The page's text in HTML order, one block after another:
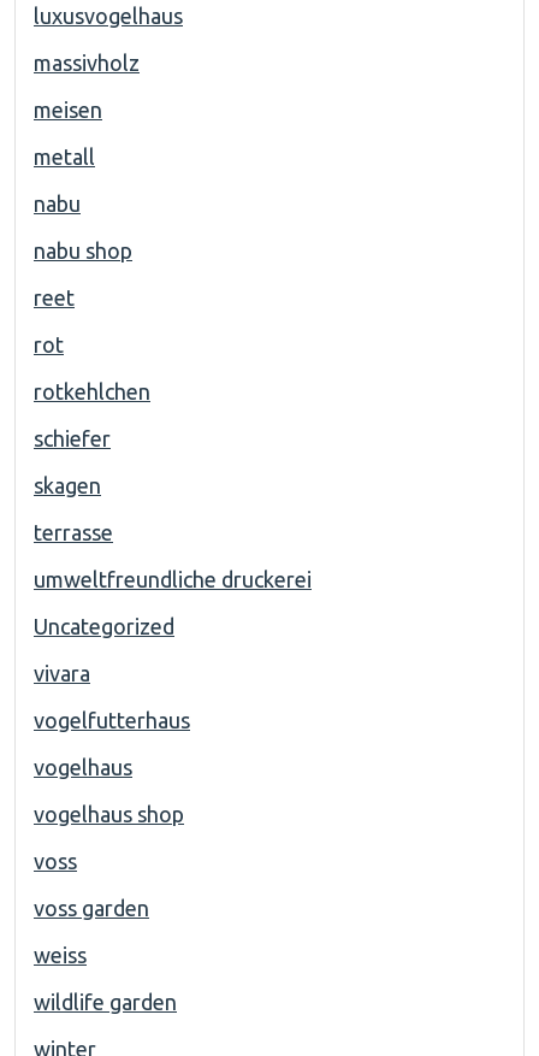
luxusvogelhaus
massivholz
meisen
metall
nabu
nabu shop
reet
rot
rotkehlchen
schiefer
skagen
terrasse
umweltfreundliche druckerei
Uncategorized
vivara
vogelfutterhaus
vogelhaus
vogelhaus shop
voss
voss garden
weiss
wildlife garden
winter